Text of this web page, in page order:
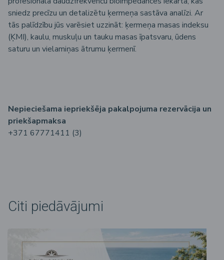
sniedz precīzu un detalizētu ķermeņa sastāva analīzi. Ar
tās palīdzību jūs varēsiet uzzināt: ķermeņa masas indeksu
(ĶMI), kaulu, muskuļu un tauku masas īpatsvaru, ūdens
saturu un vielamiņas ātrumu ķermenī.
Nepieciešama iepriekšēja pakalpojuma rezervācija un
priekšapmaksa
+371 67771411 (3)
Citi piedāvājumi